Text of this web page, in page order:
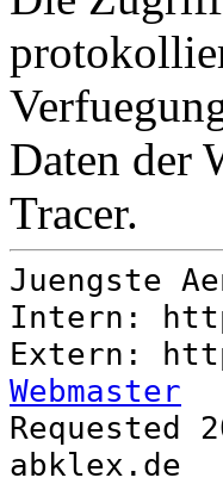
Daten der
Tracer.
Juengste
Intern:
Extern:
Webmaster
Requested
abklex.de